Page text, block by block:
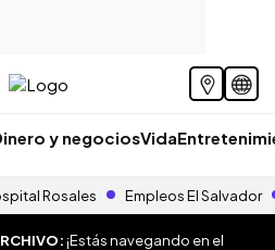
y negociosVida
Rosales Empleos El Salvador
¡Estás navegando en el